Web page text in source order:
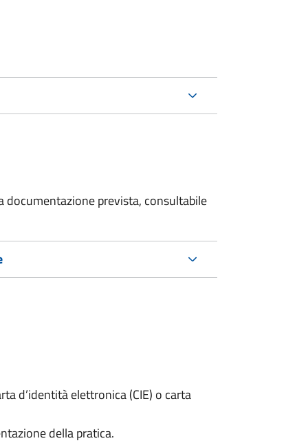
prevista, consultabile
d’identità elettronica (CIE) o carta
della pratica.